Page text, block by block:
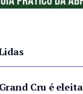
Grand Cru é